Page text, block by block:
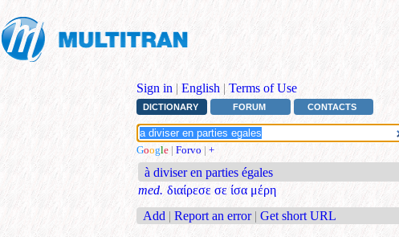
Sign in | English | Terms of Use
DICTIONARY FORUM CONTACTS
Google | Forvo | +
à diviser en parties égales
med. διαίρεσε σε ίσα μέρη
Add | Report an error | Get short URL